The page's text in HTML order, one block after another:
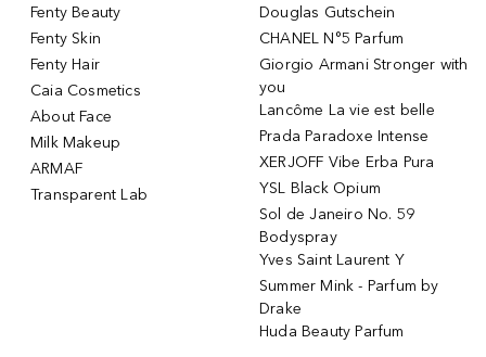
Fenty Beauty
Fenty Skin
Fenty Hair
Caia Cosmetics
About Face
Milk Makeup
ARMAF
Transparent Lab
Douglas Gutschein
CHANEL N°5 Parfum
Giorgio Armani Stronger with
you
Lancôme La vie est belle
Prada Paradoxe Intense
XERJOFF Vibe Erba Pura
YSL Black Opium
Sol de Janeiro No. 59
Bodyspray
Yves Saint Laurent Y
Summer Mink - Parfum by
Drake
Huda Beauty Parfum